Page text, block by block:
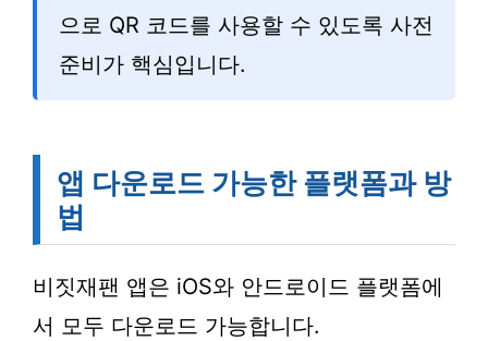
으로 QR 코드를 사용할 수 있도록 사전
준비가 핵심입니다.
앱 다운로드 가능한 플랫폼과 방
법
비짓재팬 앱은 iOS와 안드로이드 플랫폼에
서 모두 다운로드 가능합니다.